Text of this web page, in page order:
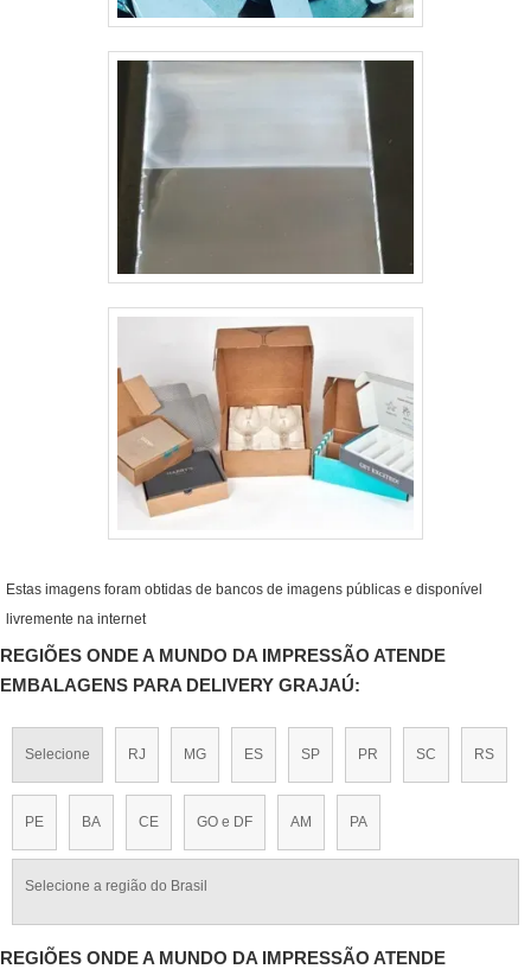
Estas imagens foram obtidas de bancos de imagens públicas e disponível
livremente na internet
REGIÕES ONDE A MUNDO DA IMPRESSÃO ATENDE
EMBALAGENS PARA DELIVERY GRAJAÚ:
Selecione RJ MG ES SP PR SC RS
PE BA CE GO e DF AM PA
Selecione a região do Brasil
REGIÕES ONDE A MUNDO DA IMPRESSÃO ATENDE